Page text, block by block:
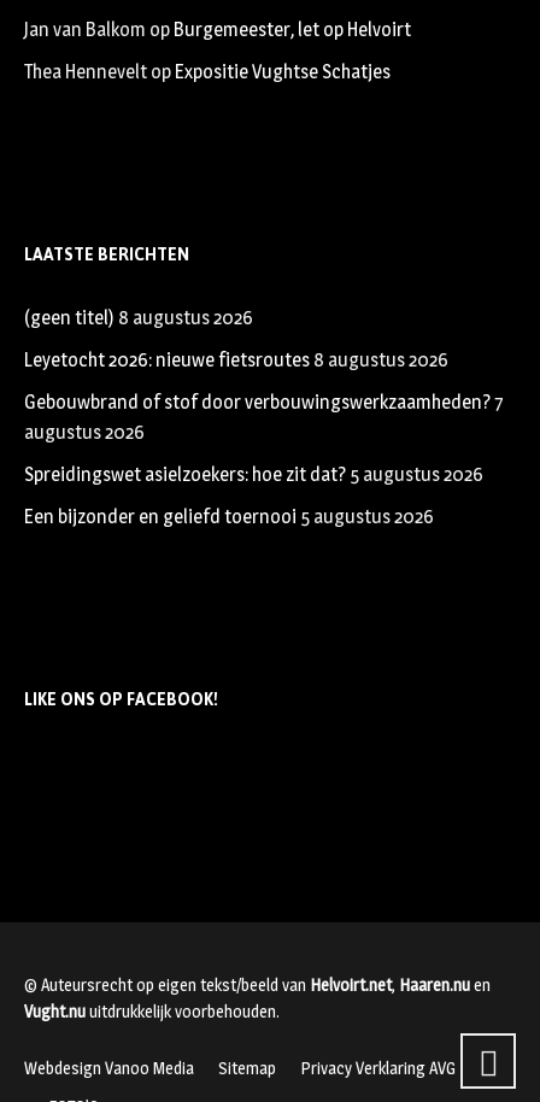
Jan van Balkom op Burgemeester, let op Helvoirt
Thea Hennevelt op Expositie Vughtse Schatjes
LAATSTE BERICHTEN
(geen titel) 8 augustus 2026
Leyetocht 2026: nieuwe fietsroutes 8 augustus 2026
Gebouwbrand of stof door verbouwingswerkzaamheden?7
augustus 2026
Spreidingswet asielzoekers: hoe zit dat? 5 augustus 2026
Een bijzonder en geliefd toernooi 5 augustus 2026
LIKE ONS OP FACEBOOK!
© Auteursrecht op eigen tekst/beeld van Helvoirt.net, Haaren.nuen
Vught.nuuitdrukkelijk voorbehouden.
Webdesign Vanoo Media Sitemap
Privacy Verklaring AVG